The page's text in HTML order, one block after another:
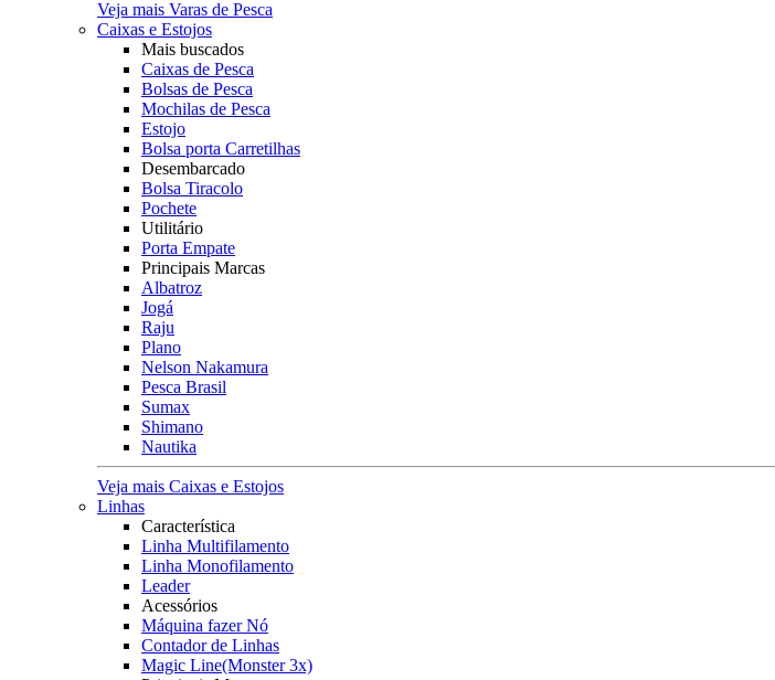
Veja mais Varas de Pesca
Caixas e Estojos
Mais buscados
Caixas de Pesca
Bolsas de Pesca
Mochilas de Pesca
Estojo
Bolsa porta Carretilhas
Desembarcado
Bolsa Tiracolo
Pochete
Utilitário
Porta Empate
Principais Marcas
Albatroz
Jogá
Raju
Plano
Nelson Nakamura
Pesca Brasil
Sumax
Shimano
Nautika
Veja mais Caixas e Estojos
Linhas
Característica
Linha Multifilamento
Linha Monofilamento
Leader
Acessórios
Máquina fazer Nó
Contador de Linhas
Magic Line(Monster 3x)